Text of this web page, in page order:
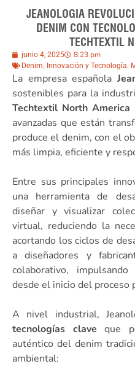
JEANOLOGIA
DENIM CON
TECHTEXTIL
junio 4, 2025 8:23 pm
Denim, Innovación y Tecnología,
La empresa española
sostenibles para la
Techtextil North America
avanzadas que están
produce el denim, con el
más limpia, eficiente y
Entre sus principales
una herramienta de
diseñar y visualizar
virtual, reduciendo la
acortando los ciclos de
a diseñadores y
colaborativo,
desde el inicio del proceso
A nivel industrial,
tecnologías clave que
auténtico del denim
ambiental: